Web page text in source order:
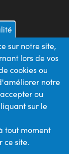
sur notre site,
lors de vos
cookies ou
notre
ou
sur le
tout moment
ce site.